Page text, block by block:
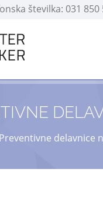
številka: 031
Preventivne delavnice